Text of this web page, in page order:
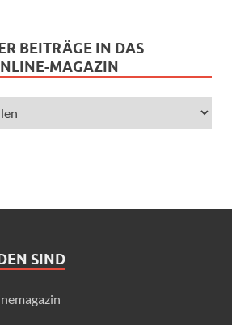
BEITRÄGE IN DAS
MAGAZIN
SIND